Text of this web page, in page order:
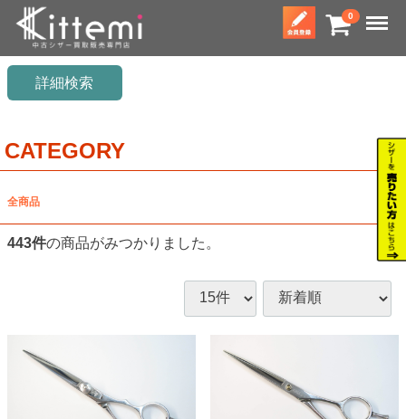
0 Menu
詳細検索
CATEGORY
全商品
443件の商品がみつかりました。